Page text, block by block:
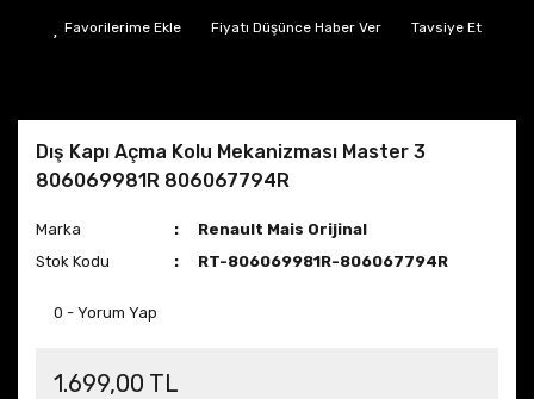
Fiyatı Düşünce Haber Ver Tavsiye Et
Dış Kapı Açma Kolu Mekanizması Master 3
806069981R 806067794R
Marka
Renault Mais Orijinal
Stok Kodu
RT-806069981R-806067794R
0 - Yorum Yap
1.699,00 TL